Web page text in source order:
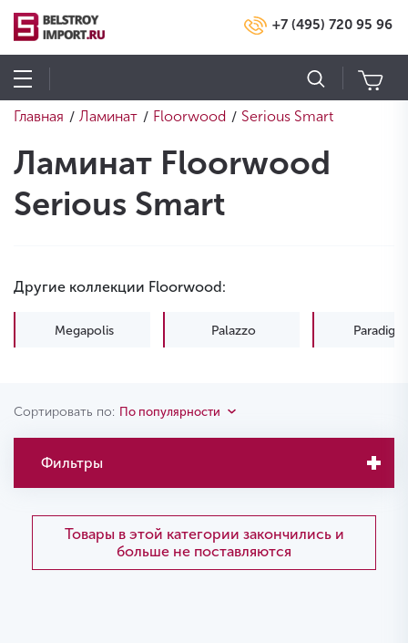
+7 (495) 720 95 96
Главная / Ламинат / Floorwood / Serious Smart
Ламинат Floorwood
Serious Smart
Другие коллекции Floorwood:
Megapolis Palazzo
Сортировать по: По популярности
Фильтры
Товары в этой категории закончились и
больше не поставляются